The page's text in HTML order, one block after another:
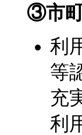
③市
利
等
充
利